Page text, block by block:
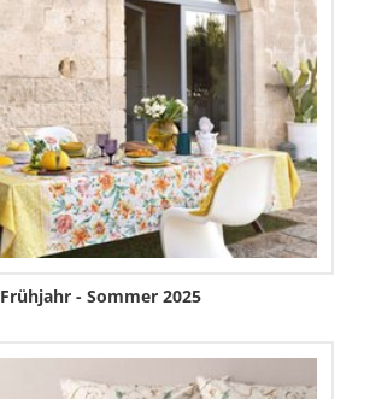
Frühjahr - Sommer 2025